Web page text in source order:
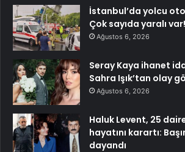
İstanbul’da yolcu
Çok sayıda yaralı var!
Ağustos 6, 2026
Seray Kaya ihanet
Sahra Işık’tan olay
Ağustos 6, 2026
Haluk Levent, 25
hayatını karartı:
dayandı